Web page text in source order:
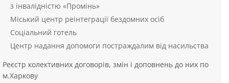
з інвалідністю «Промінь»
Міський центр реінтеграції бездомних осіб
Соціальний готель
Центр надання допомоги постраждалим від насильства
Реєстр колективних договорів, змін і доповнень до них по
м.Харкову